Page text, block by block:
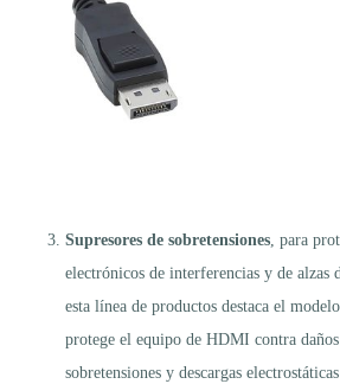
Supresores de sobretensiones , para
electrónicos de interferencias y de alzas
esta línea de productos destaca el
protege el equipo de HDMI contra
sobretensiones y descargas